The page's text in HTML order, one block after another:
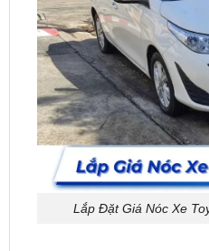
Lắp Đặt Giá Nóc Xe
Tại sao nên lắp đặt giá